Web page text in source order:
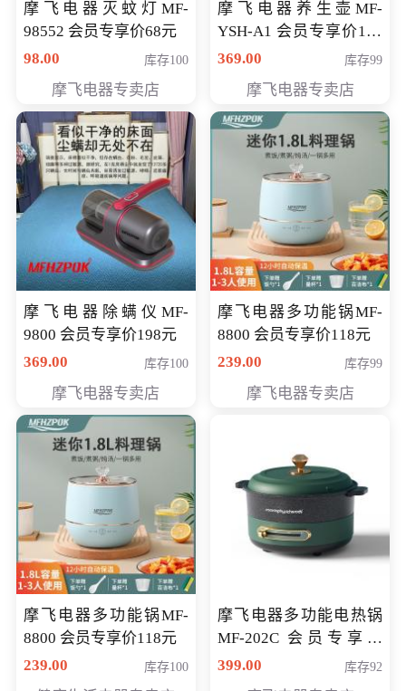
摩飞电器灭蚊灯MF-
98552 会员专享价68元
98.00
库存100
摩飞电器专卖店
摩飞电器养生壶MF-
YSH-A1 会员专享价198
元
369.00 库存99
摩飞电器专卖店
摩飞电器除螨仪MF-
9800 会员专享价198元
369.00
库存100
摩飞电器专卖店
摩飞电器多功能锅MF-
8800 会员专享价118元
239.00
库存99
摩飞电器专卖店
摩飞电器多功能锅MF-
8800 会员专享价118元
239.00
库存100
摩飞电器多功能电热锅
MF-202C 会员专享价
269元
399.00 库存92